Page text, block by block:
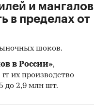
и мангалов
в пределах от
шоков.
в России»,
их производство
до 2,9 млн шт.